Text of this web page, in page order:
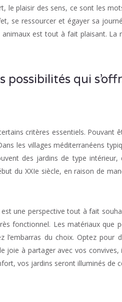
plaisir des sens, ce sont les
se ressourcer et égayer sa
est tout à fait plaisant. La
possibilités qui
critères essentiels. Pouvant
les villages méditerranéens
des jardins de type intérieur,
du XXIe siècle, en raison de
une perspective tout à fait
fonctionnel. Les matériaux que
du choix. Optez pour
à partager avec vos convives,
vos jardins seront illuminés de